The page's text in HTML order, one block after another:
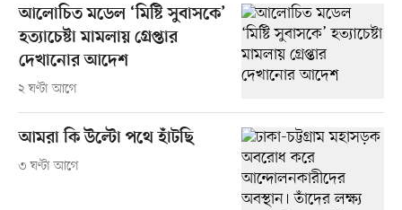
আলোচিত মডেল ‘মিষ্টি সুবাসকে’
হত্যাচেষ্টা মামলায় গ্রেপ্তার
দেখানোর আদেশ
২ ঘণ্টা আগে
আমরা কি উল্টো পথে হাঁটছি
৩ ঘণ্টা আগে